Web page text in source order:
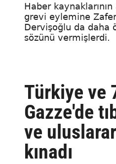
Haber
grevi eylemine
Dervişoğlu da daha
sözünü vermişlerdi.
Türkiye ve
Gazze'de
ve
kınadı